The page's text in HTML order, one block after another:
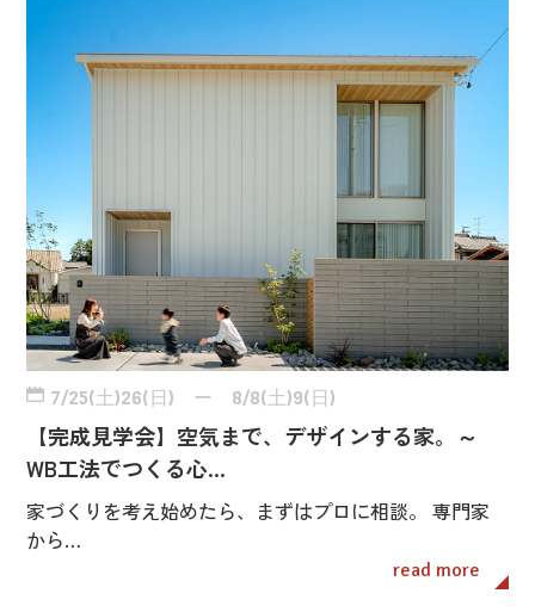
7/25(土)26(日) ー 8/8(土)9(日)
【完成見学会】空気まで、デザインする家。～
WB工法でつくる心…
家づくりを考え始めたら、まずはプロに相談。 専門家
から…
read more